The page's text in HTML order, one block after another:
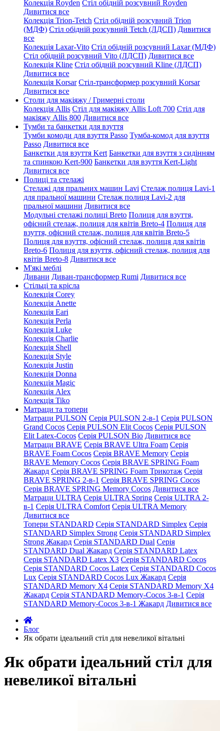
Колекція Royden Стіл обідній розсувний Royden
Дивитися все
Колекція Trion-Tetch Стіл обідній розсувний Trion
(МДФ) Стіл обідній розсувний Tetch (ЛДСП) Дивитися
все
Колекція Laxar-Vito Стіл обідній розсувний Laxar (МДФ)
Стіл обідній розсувний Vito (ЛДСП) Дивитися все
Колекція Kline Стіл обідній розсувний Kline (ЛДСП)
Дивитися все
Колекція Korsar Стіл-трансформер розсувний Korsar
Дивитися все
Столи для макіяжу / Гримерні столи
Колекція Allis Стіл для макіяжу Allis Loft 700 Стіл для
макіяжу Allis 800 Дивитися все
Тумби та банкетки для взуття
Тумби комоди для взуття Passo Тумба-комод для взуття
Passo Дивитися все
Банкетки для взуття Kert Банкетки для взуття з сидінням
та спинкою Kert-900 Банкетки для взуття Kert-Light
Дивитися все
Полиці та стелажі
Стелажі для пральних машин Lavi Стелаж полиця Lavi-1
для пральної машини Стелаж полиця Lavi-2 для
пральної машини Дивитися все
Модульні стелажі полиці Breto Полиця для взуття,
офісний стелаж, полиця для квітів Breto-4 Полиця для
взуття, офісний стелаж, полиця для квітів Breto-5
Полиця для взуття, офісний стелаж, полиця для квітів
Breto-6 Полиця для взуття, офісний стелаж, полиця для
квітів Breto-8 Дивитися все
М'які меблі
Дивани Диван-трансформер Rumi Дивитися все
Стільці та крісла
Колекція Corey
Колекція Anette
Колекція Eari
Колекція Perla
Колекція Luke
Колекція Charlie
Колекція Shell
Колекція Style
Колекція Justin
Колекція Donna
Колекція Magic
Колекція Alex
Колекція Tiko
Матраци та топери
Матраци PULSON Серія PULSON 2-в-1 Серія PULSON
Grand Cocos Серія PULSON Elit Cocos Серія PULSON
Elit Latex-Cocos Серія PULSON Bio Дивитися все
Матраци BRAVE Серія BRAVE Ultra Foam Серія
BRAVE Foam Cocos Серія BRAVE Memory Серія
BRAVE Memory Cocos Серія BRAVE SPRING Foam
Жакард Серія BRAVE SPRING Foam Трикотаж Серія
BRAVE SPRING 2-в-1 Серія BRAVE SPRING Cocos
Серія BRAVE SPRING Memory Cocos Дивитися все
Матраци ULTRA Серія ULTRA Spring Серія ULTRA 2-
в-1 Серія ULTRA Comfort Серія ULTRA Memory
Дивитися все
Топери STANDARD Серія STANDARD Simplex Серія
STANDARD Simplex Strong Серія STANDARD Simplex
Strong Жакард Серія STANDARD Dual Серія
STANDARD Dual Жакард Серія STANDARD Latex
Серія STANDARD Latex X3 Серія STANDARD Cocos
Серія STANDARD Cocos Latex Серія STANDARD Cocos
Lux Серія STANDARD Cocos Lux Жакард Серія
STANDARD Memory X4 Серія STANDARD Memory X4
Жакард Серія STANDARD Memory-Cocos 3-в-1 Серія
STANDARD Memory-Cocos 3-в-1 Жакард Дивитися все
Блог
Як обрати ідеальний стіл для невеликої вітальні
Як обрати ідеальний стіл для
невеликої вітальні